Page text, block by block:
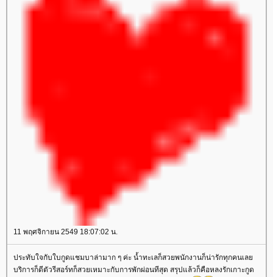
11 พฤศจิกายน 2549 18:07:02 น.
ประทับใจกับใบกูดแชมบาล่ามาก ๆ ค่ะ น้ำทะเลก็สวยพนักงานก็น่ารักทุกคนเล
บริการก็ดีตัวรีสอร์ทก็สวยเหมาะกับการพักผ่อนทีสุด สรุปแล้วก็คือหลงรักเกาะกูด